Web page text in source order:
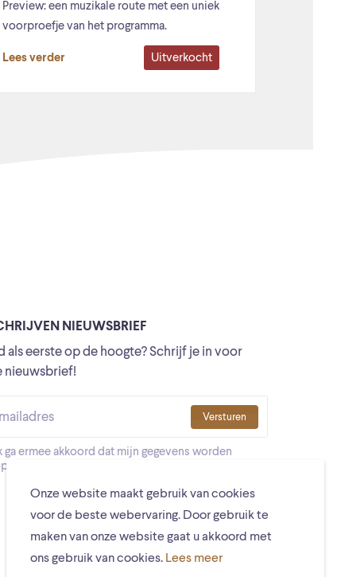
Onze website maakt gebruik van cookies
voor de beste webervaring. Door gebruik te
maken van onze website gaat u akkoord met
ons gebruik van cookies. Lees meer
Preview: een muzikale route met een uniek
voorproefje van het programma.
Lees verder Uitverkocht
NIEUWSBRIEF
als eerste op de hoogte? Schrijf je in voor
nieuwsbrief!
ga ermee akkoord dat mijn gegevens worden
Versturen